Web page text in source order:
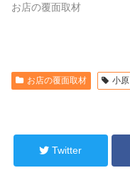
お店の覆面取材
お店の覆面取材 小原
Twitter